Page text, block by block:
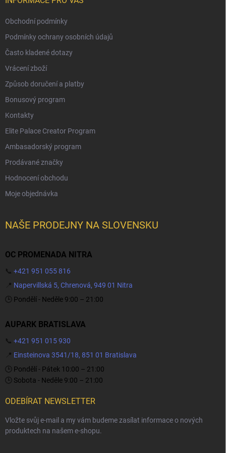
Obchodní podmínky
Podmínky ochrany osobních údajů
Často kladené dotazy
Vrácení zboží
Způsob doručení a platby
Bonusový program
Kontakty
Elite Palace Creator Program
Ambasadorský program
Prodávané značky
Hodnocení obchodu
Moje objednávka
NAŠE PRODEJNY NA SLOVENSKU
OC PROMENADA NITRA
📞 +421 951 055 816
📍 Napervillská 5, Chrenová, 949 01 Nitra
🕒 Pondělí - Neděle 9:00 – 21:00
AUPARK BRATISLAVA
📞 +421 951 015 930
📍 Einsteinova 3541/18, 851 01 Bratislava
🕒 Pondělí - Pátek 10:00 – 21:00
🕒 Sobota - Neděle 9:00 – 21:00
ODEBÍRAT NEWSLETTER
Vložte svůj e-mail a my vám budeme zasílat informace o nových
produktech na našem e-shopu.